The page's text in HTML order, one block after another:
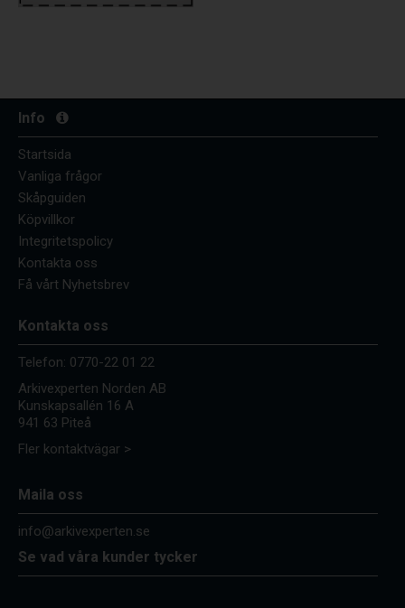
Info
Startsida
Vanliga frågor
Skåpguiden
Köpvillkor
Integritetspolicy
Kontakta oss
Få vårt Nyhetsbrev
Kontakta oss
Telefon: 0770-22 01 22
Arkivexperten Norden AB
Kunskapsallén 16 A
941 63 Piteå
Fler kontaktvägar >
Maila oss
info@arkivexperten.se
Se vad våra kunder tycker